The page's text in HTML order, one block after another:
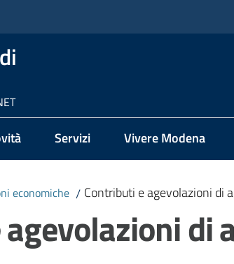
Servizi Vivere Modena
economiche / Contributi e agevolazioni di
di